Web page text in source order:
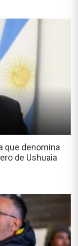
que denomina
de Ushuaia